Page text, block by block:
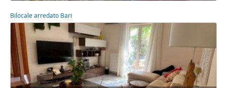
Bilocale arredato Bari